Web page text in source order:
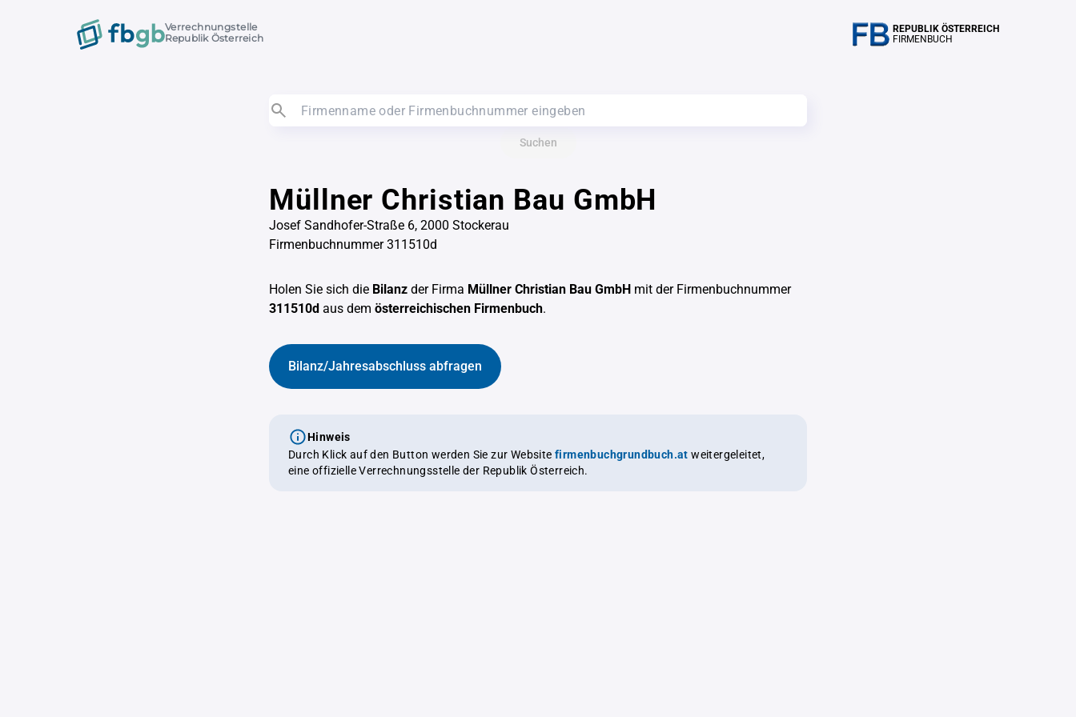
Verrechnungstelle
Republik Österreich
REPUBLIK ÖSTERREICH
FIRMENBUCH
Suchen
Müllner Christian Bau GmbH
Josef Sandhofer-Straße 6, 2000 Stockerau
Firmenbuchnummer 311510d
Holen Sie sich die Bilanz der Firma Müllner Christian Bau GmbH mit der Firmenbuchnummer
311510d aus dem österreichischen Firmenbuch.
Bilanz/Jahresabschluss abfragen
Hinweis
Durch Klick auf den Button werden Sie zur Website firmenbuchgrundbuch.at weitergeleitet,
eine offizielle Verrechnungsstelle der Republik Österreich.